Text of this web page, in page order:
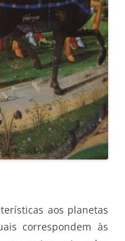
aos planetas
correspondem às